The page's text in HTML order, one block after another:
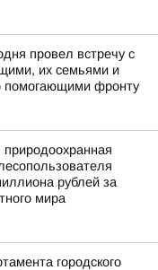
провел встречу с
их семьями и
помогающими фронту
рублей за
мира
городского